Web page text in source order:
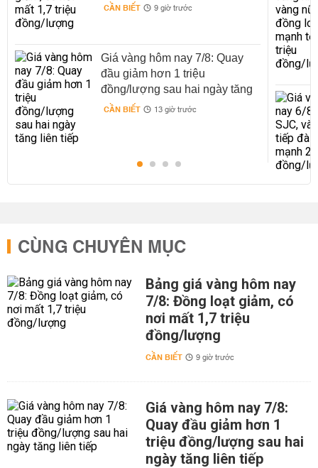
CẦN BIẾT 9 giờ trước
Giá vàng hôm nay 7/8: Quay
đầu giảm hơn 1 triệu
đồng/lượng sau hai ngày tăng
liên tiếp
CẦN BIẾT 13 giờ trước
CÙNG CHUYÊN MỤC
Bảng giá vàng hôm nay
7/8: Đồng loạt giảm, có
nơi mất 1,7 triệu
đồng/lượng
CẦN BIẾT 9 giờ trước
Giá vàng hôm nay 7/8:
Quay đầu giảm hơn 1
triệu đồng/lượng sau hai
ngày tăng liên tiếp